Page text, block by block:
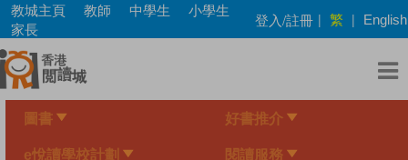
Skip
main
content
教城主頁 教師 中學生
小學生
家長
登入/註冊 | 繁 | English
圖書 好書推介
e悅讀學校計劃 閱讀服務